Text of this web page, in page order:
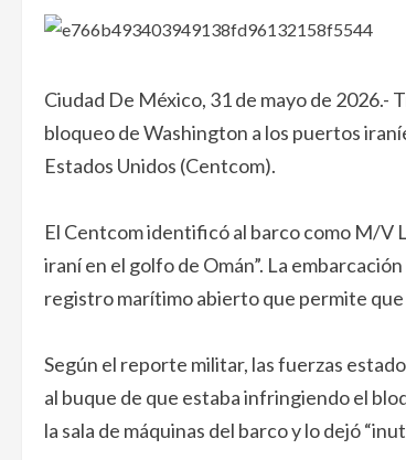
Ciudad De México, 31 de mayo de
bloqueo de Washington a los puertos
Estados Unidos (Centcom).
El Centcom identificó al barco como M/V
iraní en el golfo de Omán”. La
registro marítimo abierto que permite
Según el reporte militar, las fuerzas
al buque de que estaba infringiendo el
la sala de máquinas del barco y lo dejó